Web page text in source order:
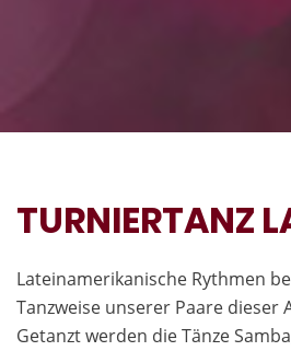
TURNIERTANZ
Lateinamerikanische Rythmen
Tanzweise unserer Paare dieser
Getanzt werden die Tänze